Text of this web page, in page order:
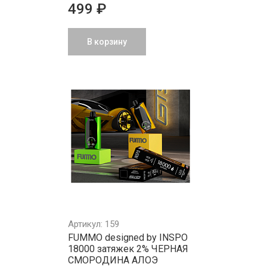
499 ₽
В корзину
Артикул: 159
FUMMO designed by INSPO
18000 затяжек 2% ЧЕРНАЯ
СМОРОДИНА АЛОЭ